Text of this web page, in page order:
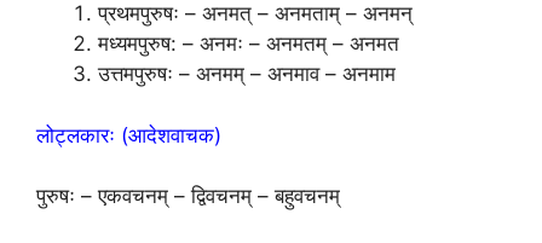
प्रथमपुरुषः – अनमत् – अनमताम् – अनमन्
मध्यमपुरुष: – अनमः – अनमतम् – अनमत
उत्तमपुरुषः – अनमम् – अनमाव – अनमाम
लोट्लकारः (आदेशवाचक)
पुरुषः – एकवचनम् – द्विवचनम् – बहुवचनम्